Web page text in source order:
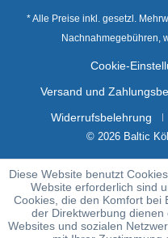
* Alle Preise inkl. gesetzl.
Nachnahmegebühren,
Cookie-
Versand und
Widerrufsbelehrung
© 2026 Baltic
Diese Website benutzt
Website erforderlich sind
Cookies, die den Komfort bei
der Direktwerbung
Websites und sozialen